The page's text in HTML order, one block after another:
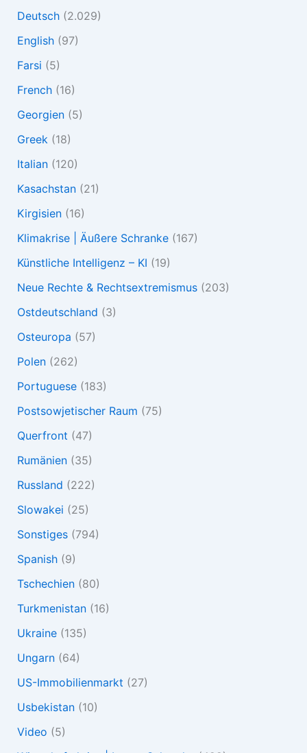
Deutsch(2.029)
English(97)
Farsi (5)
French(16)
Georgien(5)
Greek (18)
Italian(120)
Kasachstan(21)
Kirgisien(16)
Klimakrise | Äußere Schranke(167)
Künstliche Intelligenz – KI (19)
Neue Rechte & Rechtsextremismus(203)
Ostdeutschland (3)
Osteuropa (57)
Polen(262)
Portuguese(183)
Postsowjetischer Raum (75)
Querfront (47)
Rumänien(35)
Russland (222)
Slowakei (25)
Sonstiges(794)
Spanish(9)
Tschechien(80)
Turkmenistan(16)
Ukraine(135)
Ungarn(64)
US-Immobilienmarkt (27)
Usbekistan(10)
Video (5)